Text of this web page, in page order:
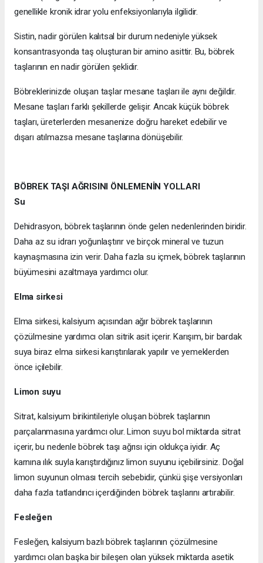
genellikle kronik idrar yolu enfeksiyonlarıyla ilgilidir.
Sistin, nadir görülen kalıtsal bir durum nedeniyle yüksek
konsantrasyonda taş oluşturan bir amino asittir. Bu, böbrek
taşlarının en nadir görülen şeklidir.
Böbreklerinizde oluşan taşlar mesane taşları ile aynı değildir.
Mesane taşları farklı şekillerde gelişir. Ancak küçük böbrek
taşları, üreterlerden mesanenize doğru hareket edebilir ve
dışarı atılmazsa mesane taşlarına dönüşebilir.
BÖBREK TAŞI AĞRISINI ÖNLEMENİN YOLLARI
Su
Dehidrasyon, böbrek taşlarının önde gelen nedenlerinden biridir.
Daha az su idrarı yoğunlaştırır ve birçok mineral ve tuzun
kaynaşmasına izin verir. Daha fazla su içmek, böbrek taşlarının
büyümesini azaltmaya yardımcı olur.
Elma sirkesi
Elma sirkesi, kalsiyum açısından ağır böbrek taşlarının
çözülmesine yardımcı olan sitrik asit içerir. Karışım, bir bardak
suya biraz elma sirkesi karıştırılarak yapılır ve yemeklerden
önce içilebilir.
Limon suyu
Sitrat, kalsiyum birikintileriyle oluşan böbrek taşlarının
parçalanmasına yardımcı olur. Limon suyu bol miktarda sitrat
içerir, bu nedenle böbrek taşı ağrısı için oldukça iyidir. Aç
karnına ılık suyla karıştırdığınız limon suyunu içebilirsiniz. Doğal
limon suyunun olması tercih sebebidir, çünkü şişe versiyonları
daha fazla tatlandırıcı içerdiğinden böbrek taşlarını artırabilir.
Fesleğen
Fesleğen, kalsiyum bazlı böbrek taşlarının çözülmesine
yardımcı olan başka bir bileşen olan yüksek miktarda asetik